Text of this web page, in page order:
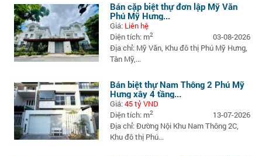
Bán cặp biệt thự đơn lập Mỹ Văn
Phú Mỹ Hưng...
Giá: Liên hệ
Diện tích: m2
03-08-2026
Địa chỉ: Mỹ Văn, Khu đô thị Phú Mỹ Hưng,
Tân Mỹ,...
Bán biệt thự Nam Thông 2 Phú Mỹ
Hưng xây 4 tầng...
Giá:45 tỷ VND
Diện tích: m2
13-07-2026
Địa chỉ: Đường Nội Khu Nam Thông 2C,
Khu đô thị Phú...